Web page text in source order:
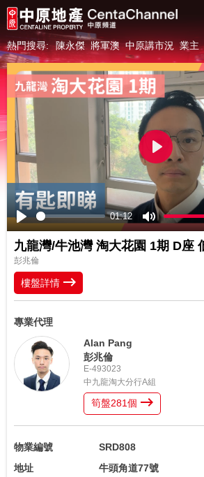
熱門搜尋: 陳永傑 將軍澳 中原講市況 業主
Play
01:12
Mute
Play
九龍灣/牛池灣 淘大花園 1期 D座
彭兆倫
樓盤詳情
專業代理
Alan Pang
彭兆倫
E-493023
中九龍淘大分行A組
筍盤281個
物業編號
SRD808
地址
牛頭角道77號